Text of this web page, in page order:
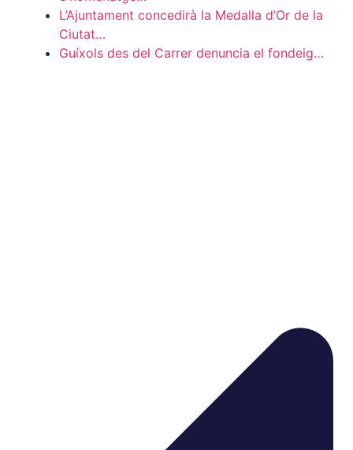
L’Ajuntament concedirà la Medalla d’Or de la
Ciutat…
Guíxols des del Carrer denuncia el fondeig…